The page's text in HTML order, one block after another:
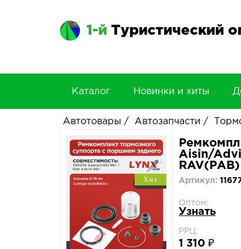
1-й Туристический
Каталог Новинки и хиты
Автотовары / Автозапчасти /
Хит
Aisin/
Артикул:
Оптом:
Узнать
РРЦ:
1 310 ₽